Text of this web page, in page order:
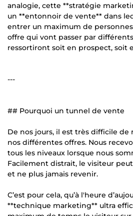
analogie, cette **stratégie
un **entonnoir de vente** dans
entrer un maximum de
offre qui vont passer par
ressortiront soit en prospect, soit
---
## Pourquoi un tunnel de vente
De nos jours, il est très difficile de
nos différentes offres. Nous
tous les niveaux lorsque nous
Facilement distrait, le visiteur
et ne plus jamais revenir.
C’est pour cela, qu’à l'heure
**technique marketing** ultra